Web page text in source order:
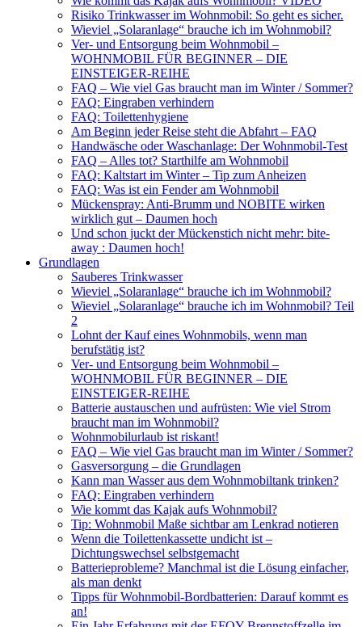
Risiko Trinkwasser im Wohnmobil: So geht es sicher.
Wieviel „Solaranlage“ brauche ich im Wohnmobil?
Ver- und Entsorgung beim Wohnmobil –
WOHNMOBIL FÜR BEGINNER – DIE
EINSTEIGER-REIHE
FAQ – Wie viel Gas braucht man im Winter / Sommer?
FAQ: Eingraben verhindern
FAQ: Toilettenhygiene
Am Beginn jeder Reise steht die Abfahrt – FAQ
Handwäsche oder Waschanlage: Der Wohnmobil-Test
FAQ – Alles tot? Starthilfe am Wohnmobil
FAQ: Kaltstart im Winter – Tip zum Anheizen
FAQ: Was ist ein Fender am Wohnmobil
Mückenspray: Anti-Brumm und NOBITE wirken
wirklich gut – Daumen hoch
Und schon juckt der Mückenstich nicht mehr: bite-
away : Daumen hoch!
Grundlagen
Sauberes Trinkwasser
Wieviel „Solaranlage“ brauche ich im Wohnmobil?
Wieviel „Solaranlage“ brauche ich im Wohnmobil? Teil
2
Lohnt der Kauf eines Wohnmobils, wenn man
berufstätig ist?
Ver- und Entsorgung beim Wohnmobil –
WOHNMOBIL FÜR BEGINNER – DIE
EINSTEIGER-REIHE
Batterie austauschen und aufrüsten: Wie viel Strom
braucht man im Wohnmobil?
Wohnmobilurlaub ist riskant!
FAQ – Wie viel Gas braucht man im Winter / Sommer?
Gasversorgung – die Grundlagen
Kann man Wasser aus dem Wohnmobiltank trinken?
FAQ: Eingraben verhindern
Wie kommt das Kajak aufs Wohnmobil?
Tip: Wohnmobil Maße sichtbar am Lenkrad notieren
Wenn die Toilettenkassette undicht ist –
Dichtungswechsel selbstgemacht
Batterieprobleme? Manchmal ist die Lösung einfacher,
als man denkt
Tipps für Wohnmobil-Bordbatterien: Darauf kommt es
an!